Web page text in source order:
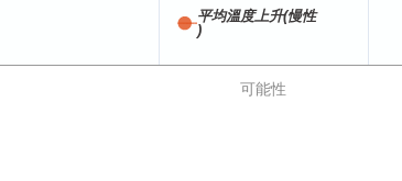
可能性
平均溫度上升(慢性
)